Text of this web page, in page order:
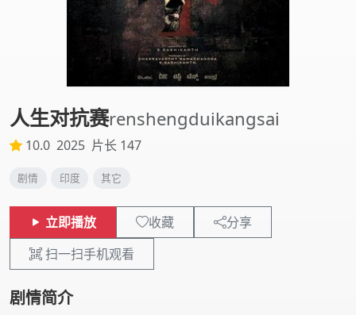
人生对抗赛renshengduikangsai
10.0 2025 片长 147
剧情 印度 其它
立即播放 收藏
分享
扫一扫手机观看
剧情简介